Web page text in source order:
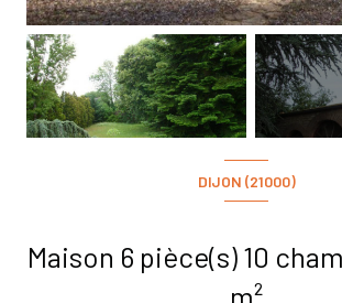
DIJON (21000)
Maison 6 pièce(s) 10 chambre(s) 450
m²